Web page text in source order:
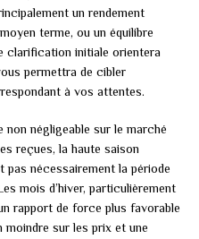
un rendement
terme, ou un équilibre
clarification initiale orientera
permettra de cibler
à vos attentes.
non négligeable sur le marché
reçues, la haute saison
pas nécessairement la période
mois d’hiver, particulièrement
rapport de force plus favorable
moindre sur les prix et une